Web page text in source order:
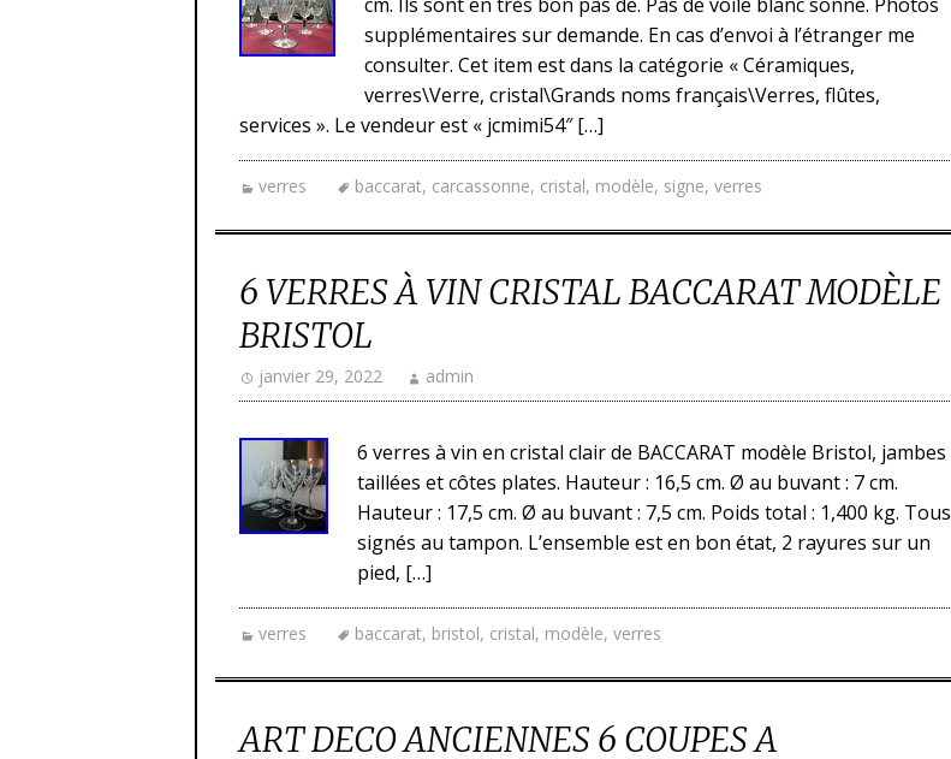
supplémentaires sur demande. En cas d’envoi à l’étranger me
consulter. Cet item est dans la catégorie « Céramiques,
verres\Verre, cristal\Grands noms français\Verres, flûtes,
services ». Le vendeur est « jcmimi54″ […]
verres baccarat, carcassonne, cristal, modèle, signe, verres
6 VERRES À VIN CRISTAL BACCARAT MODÈLE
BRISTOL
janvier 29, 2022 admin
6 verres à vin en cristal clair de BACCARAT modèle Bristol, jambes
taillées et côtes plates. Hauteur : 16,5 cm. Ø au buvant : 7 cm.
Hauteur : 17,5 cm. Ø au buvant : 7,5 cm. Poids total : 1,400 kg. Tous
signés au tampon. L’ensemble est en bon état, 2 rayures sur un
pied, […]
verres baccarat, bristol, cristal, modèle, verres
ART DECO ANCIENNES 6 COUPES A